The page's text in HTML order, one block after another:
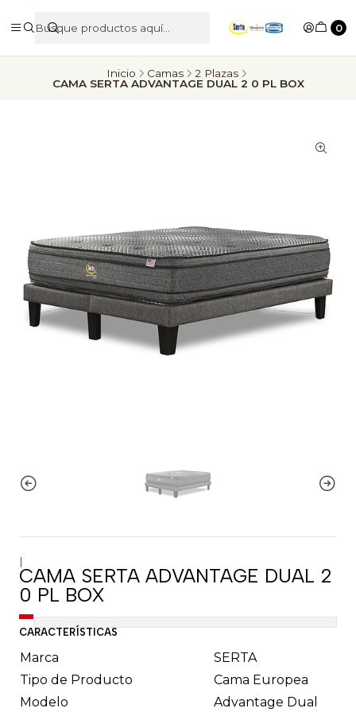
0
Inicio Camas
2 Plazas
CAMA SERTA ADVANTAGE DUAL 2 0 PL BOX
|
CAMA SERTA ADVANTAGE DUAL 2
0 PL BOX
CARACTERÍSTICAS
Marca
SERTA
Tipo de Producto
Cama Europea
Modelo
Advantage Dual